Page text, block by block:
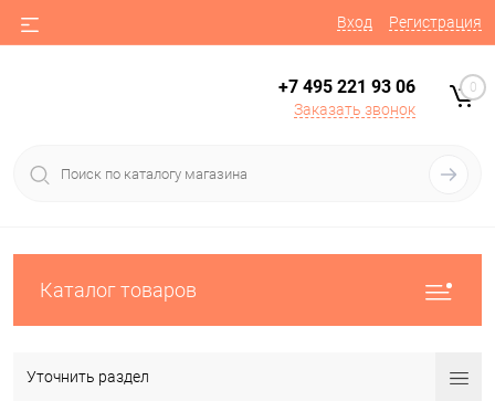
Вход Регистрация
+7 495 221 93 06
Заказать звонок
0
Каталог товаров
Уточнить раздел